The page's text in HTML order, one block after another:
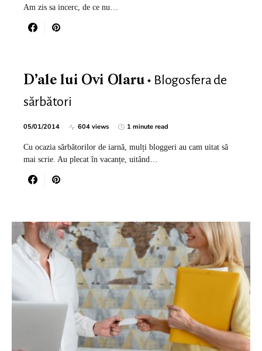
Am zis sa incerc, de ce nu…
D’ale lui Ovi Olaru
Blogosfera de
sărbători
05/01/2014 604 views 1 minute read
Cu ocazia sărbătorilor de iarnă, mulți bloggeri au cam uitat să
mai scrie. Au plecat în vacanțe, uitând…